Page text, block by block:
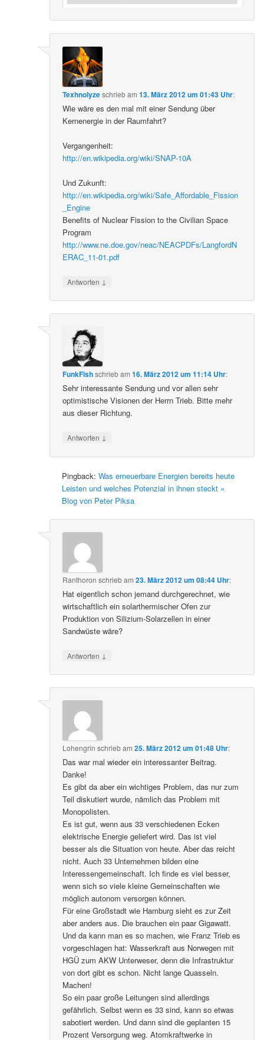
Texhnolyzeschriebam13. März 2012 um 01:43 Uhr:
Wie wäre es den mal mit einer Sendung über
Kernenergie in der Raumfahrt?
Vergangenheit:
http://en.wikipedia.org/wiki/SNAP-10A
Und Zukunft:
http://en.wikipedia.org/wiki/Safe_Affordable_Fission
_Engine
Benefits of Nuclear Fission to the Civilian Space
Program
http://www.ne.doe.gov/neac/NEACPDFs/LangfordN
ERAC_11-01.pdf
Antworten ↓
FunkFishschriebam16. März 2012 um 11:14 Uhr:
Sehr interessante Sendung und vor allen sehr
optimistische Visionen der Herrn Trieb. Bitte mehr
aus dieser Richtung.
Antworten ↓
Pingback:Was erneuerbare Energien bereits heute
Leisten und welches Potenzial in ihnen steckt »
Blog von Peter Piksa
Ranthoron schriebam23. März 2012 um 08:44 Uhr:
Hat eigentlich schon jemand durchgerechnet, wie
wirtschaftlich ein solarthermischer Ofen zur
Produktion von Silizium-Solarzellen in einer
Sandwüste wäre?
Antworten ↓
Lohengrin schriebam25. März 2012 um 01:48 Uhr:
Das war mal wieder ein interessanter Beitrag.
Danke!
Es gibt da aber ein wichtiges Problem, das nur zum
Teil diskutiert wurde, nämlich das Problem mit
Monopolisten.
Es ist gut, wenn aus 33 verschiedenen Ecken
elektrische Energie geliefert wird. Das ist viel
besser als die Situation von heute. Aber das reicht
nicht. Auch 33 Unternehmen bilden eine
Interessengemeinschaft. Ich finde es viel besser,
wenn sich so viele kleine Gemeinschaften wie
möglich autonom versorgen können.
Für eine Großstadt wie Hamburg sieht es zur Zeit
aber anders aus. Die brauchen ein paar Gigawatt.
Und da kann man es so machen, wie Franz Trieb es
vorgeschlagen hat: Wasserkraft aus Norwegen mit
HGÜ zum AKW Unterweser, denn die Infrastruktur
von dort gibt es schon. Nicht lange Quasseln.
Machen!
So ein paar große Leitungen sind allerdings
gefährlich. Selbst wenn es 33 sind, kann so etwas
sabotiert werden. Und dann sind die geplanten 15
Prozent Versorgung weg. Atomkraftwerke in